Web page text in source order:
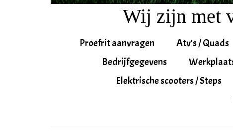
Wij zijn met
Proefrit aanvragen Atv’s / Quads
Bedrijfgegevens
Elektrische scooters / Steps